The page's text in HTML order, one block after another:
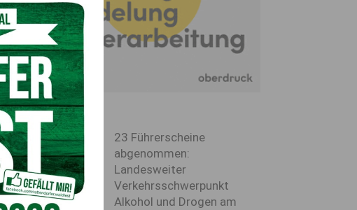
23 Führerscheine
abgenommen:
Landesweiter
Verkehrsschwerpunkt
Alkohol und Drogen am